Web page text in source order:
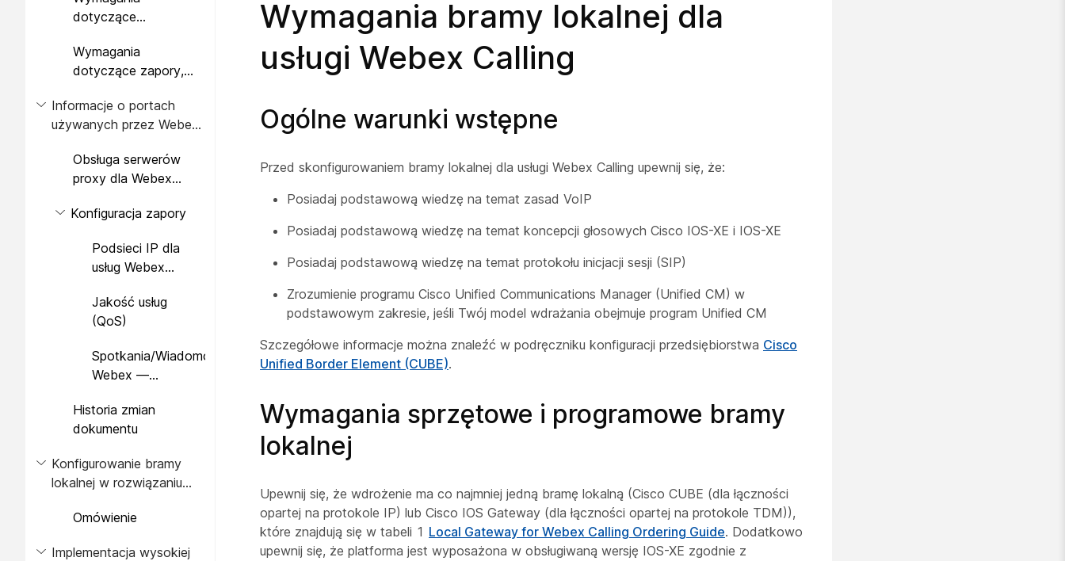
dotyczące
zabezpieczeń bramy
lokalnej
Wymagania
dotyczące zapory,
translacji NAT i
optymalizacji ścieżki
lokalnej
Informacje o portach
używanych przez Webex
Obsługa serwerów
proxy dla Webex
Konfiguracja zapory
Podsieci IP dla
usług Webex
Jakość usług
(QoS)
Spotkania/Wiadomości
Webex —
dotyczące sieci
Historia zmian
dokumentu
Konfigurowanie bramy
lokalnej w rozwiązaniu
Webex Calling
Omówienie
Implementacja wysokiej
Wymagania bramy lokalnej dla
usługi Webex Calling
Ogólne warunki wstępne
Przed skonfigurowaniem bramy lokalnej dla usługi Webex Calling upewnij się, że:
Posiadaj podstawową wiedzę na temat zasad VoIP
Posiadaj podstawową wiedzę na temat koncepcji głosowych Cisco IOS-XE i IOS-XE
Posiadaj podstawową wiedzę na temat protokołu inicjacji sesji (SIP)
Zrozumienie programu Cisco Unified Communications Manager (Unified CM) w
podstawowym zakresie, jeśli Twój model wdrażania obejmuje program Unified CM
Szczegółowe informacje można znaleźć w podręczniku konfiguracji przedsiębiorstwa Cisco
Unified Border Element (CUBE).
Wymagania sprzętowe i programowe bramy
lokalnej
Upewnij się, że wdrożenie ma co najmniej jedną bramę lokalną (Cisco CUBE (dla łączności
opartej na protokole IP) lub Cisco IOS Gateway (dla łączności opartej na protokole TDM)),
które znajdują się w tabeli 1 Local Gateway for Webex Calling Ordering Guide. Dodatkowo
upewnij się, że platforma jest wyposażona w obsługiwaną wersję IOS-XE zgodnie z